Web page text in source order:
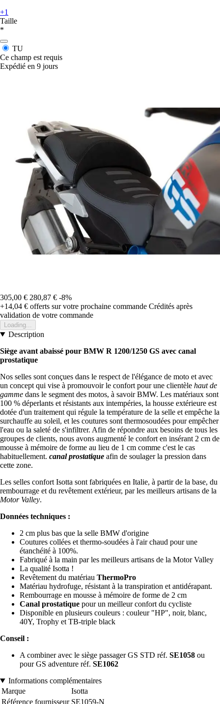
+1
Taille
*
TU
Ce champ est requis
Expédié en 9 jours
305,00 € 280,87 € -8%
+14,04 € offerts sur votre prochaine commande Crédités après
validation de votre commande
Loading...
Description
Siège avant abaissé pour BMW R 1200/1250 GS avec canal
prostatique
Nos selles sont conçues dans le respect de l'élégance de moto et avec
un concept qui vise à promouvoir le confort pour une clientèle haut de
gamme dans le segment des motos, à savoir BMW. Les matériaux sont
100 % déperlants et résistants aux intempéries, la housse extérieure est
dotée d'un traitement qui régule la température de la selle et empêche la
surchauffe au soleil, et les coutures sont thermosoudées pour empêcher
l'eau ou la saleté de s'infiltrer. Afin de répondre aux besoins de tous les
groupes de clients, nous avons augmenté le confort en insérant 2 cm de
mousse à mémoire de forme au lieu de 1 cm comme c'est le cas
habituellement. canal prostatique afin de soulager la pression dans
cette zone.
Les selles confort Isotta sont fabriquées en Italie, à partir de la base, du
rembourrage et du revêtement extérieur, par les meilleurs artisans de la
Motor Valley.
Données techniques :
2 cm plus bas que la selle BMW d'origine
Coutures collées et thermo-soudées à l'air chaud pour une
étanchéité à 100%.
Fabriqué à la main par les meilleurs artisans de la Motor Valley
La qualité Isotta !
Revêtement du matériau ThermoPro
Matériau hydrofuge, résistant à la transpiration et antidérapant.
Rembourrage en mousse à mémoire de forme de 2 cm
Canal prostatique pour un meilleur confort du cycliste
Disponible en plusieurs couleurs : couleur "HP", noir, blanc,
40Y, Trophy et TB-triple black
Conseil :
A combiner avec le siège passager GS STD réf. SE1058 ou
pour GS adventure réf. SE1062
Informations complémentaires
Marque
Isotta
Référence fournisseur SE1059-N